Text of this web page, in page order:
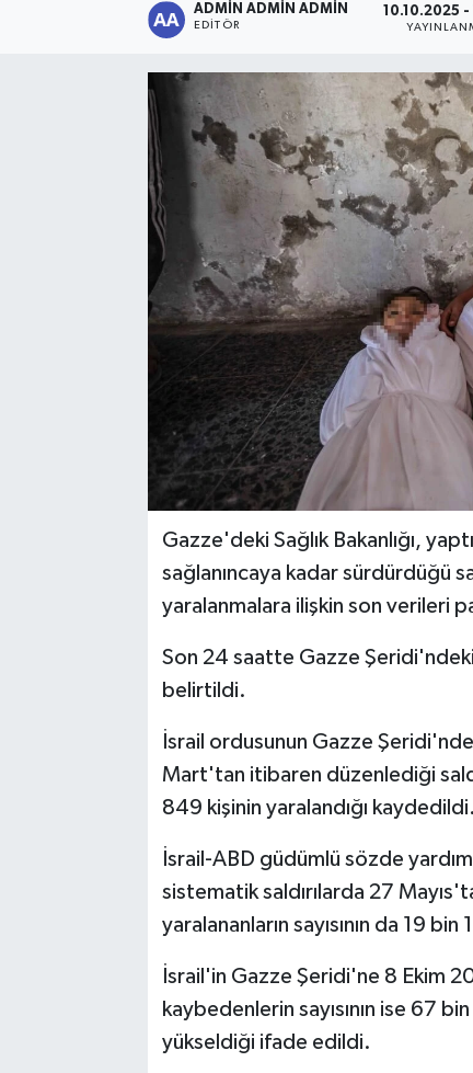
ADMİN ADMİN ADMİN
EDITÖR
10.10.2025
Gazze'deki Sağlık Bakanlığı,
sağlanıncaya kadar sürdürdüğü
yaralanmalara ilişkin son verileri
Son 24 saatte Gazze Şeridi'ndeki
belirtildi.
İsrail ordusunun Gazze
Mart'tan itibaren düzenlediği
849 kişinin yaralandığı kaydedildi.
İsrail-ABD güdümlü sözde
sistematik saldırılarda 27
yaralananların sayısının da 19 bin
İsrail'in Gazze Şeridi'ne 8 Ekim
kaybedenlerin sayısının ise 67
yükseldiği ifade edildi.